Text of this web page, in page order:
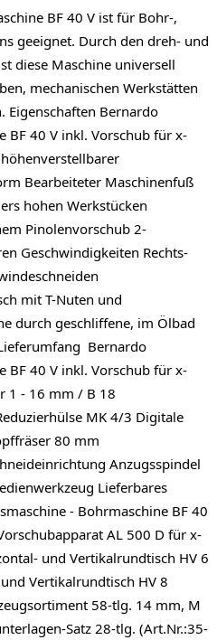
BF 40 V ist für Bohr-,
geeignet. Durch den dreh- und
diese Maschine universell
mechanischen Werkstätten
Eigenschaften Bernardo
BF 40 V inkl. Vorschub für x-
Bearbeiteter Maschinenfuß
hohen Werkstücken
Pinolenvorschub 2-
Geschwindigkeiten Rechts-
mit T-Nuten und
durch geschliffene, im Ölbad
Bernardo
BF 40 V inkl. Vorschub für x-
1 - 16 mm / B 18
MK 4/3 Digitale
80 mm
Anzugsspindel
Lieferbares
- Bohrmaschine BF 40
AL 500 D für x-
und Vertikalrundtisch HV 6
Vertikalrundtisch HV 8
58-tlg. 14 mm, M
Satz 28-tlg. (Art.Nr.:35-